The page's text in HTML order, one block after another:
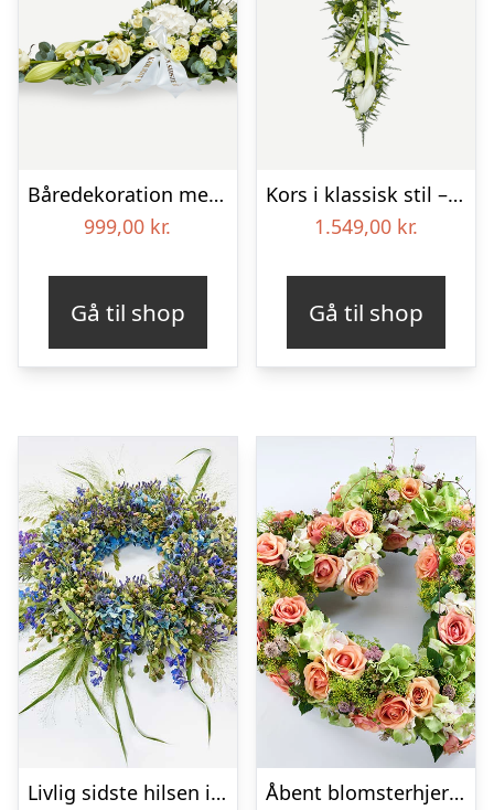
Båredekoration med bånd i klassisk stil – creme
999,00 kr.
Gå til shop
Kors i klassisk stil – creme
1.549,00 kr.
Gå til shop
Livlig sidste hilsen i blå – Blomster til begravelse
Åbent blomsterhjerte, floristens valg – Blomster til begravelse